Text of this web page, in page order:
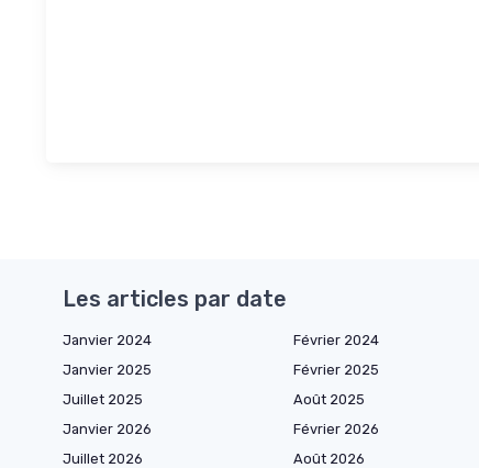
Les articles par date
Janvier 2024 Février 2024
Janvier 2025
Février 2025
Juillet 2025
Août 2025
Janvier 2026
Février 2026
Juillet 2026
Août 2026